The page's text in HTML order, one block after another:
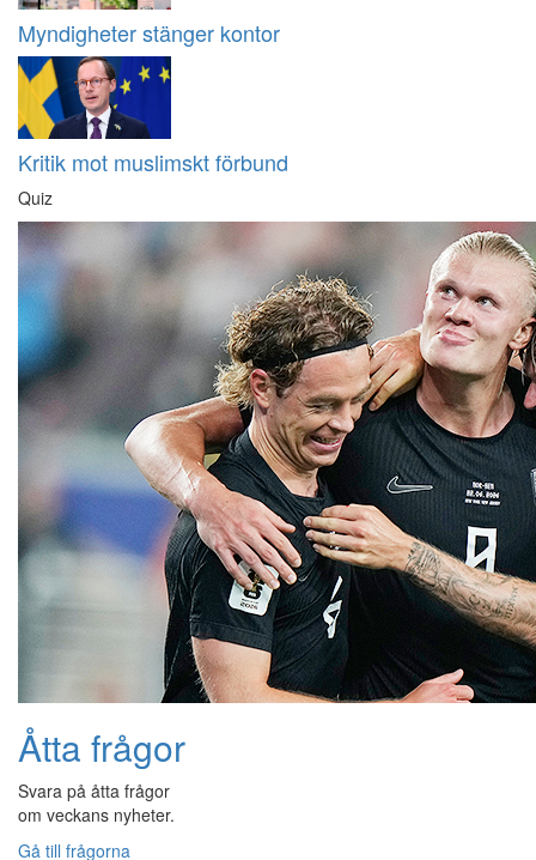
Myndigheter stänger kontor
Kritik mot muslimskt förbund
Quiz
Åtta frågor
Svara på åtta frågor
om veckans nyheter.
Gå till frågorna